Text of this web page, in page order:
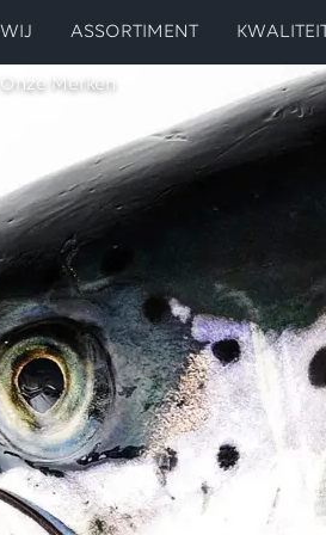
Onze Merken
ASSORTIMENT